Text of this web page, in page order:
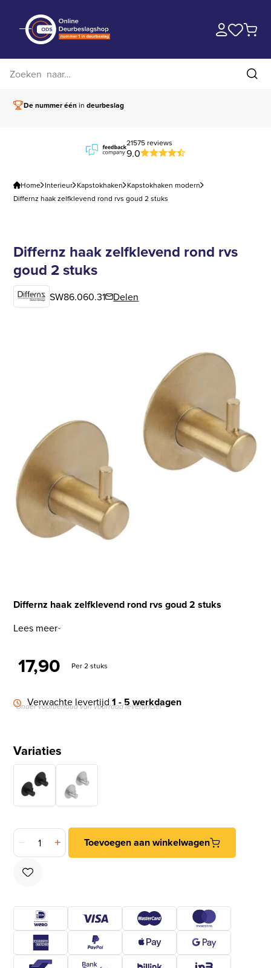
De nummer éénindeurbeslag
21575 reviews
9.0
Home Interieur Kapstokhaken Kapstokhaken modern
Differnz haak zelfklevend rond rvs goud 2 stuks
Differnz haak zelfklevend rond rvs
goud 2 stuks
SW86.060.31 Delen
Differnz haak zelfklevend rond rvs goud 2 stuks
Lees meer
17,90 Per 2 stuks
Verwachte levertijd1 - 5 werkdagen
*Onder voorbehoud van voorraad leverancier
Variaties
Differnz haak zelfklevend rond rvs goud 2 stuks aantal
Toevoegen aan winkelwagen